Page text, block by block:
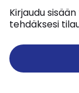
Kirjaudu
tehdäksesi